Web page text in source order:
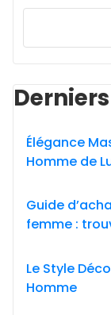
Élégance
Homme de
Guide
femme :
Le Style
Homme